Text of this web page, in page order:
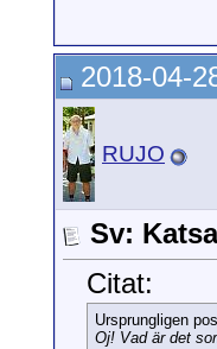
2018-04-
RUJO
Sv:
Citat:
Ursprungligen
Oj! Vad är det